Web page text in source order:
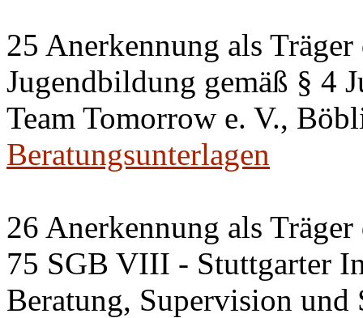
25 Anerkennung als
Jugendbildung gemäß § 4
Team Tomorrow e. V.,
Beratungsunterlagen
26 Anerkennung als
75 SGB VIII - Stuttgarter
Beratung, Supervision und